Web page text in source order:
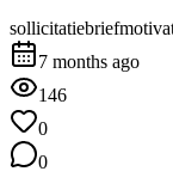
sollicitatiebrief
7 months ago
146
0
0